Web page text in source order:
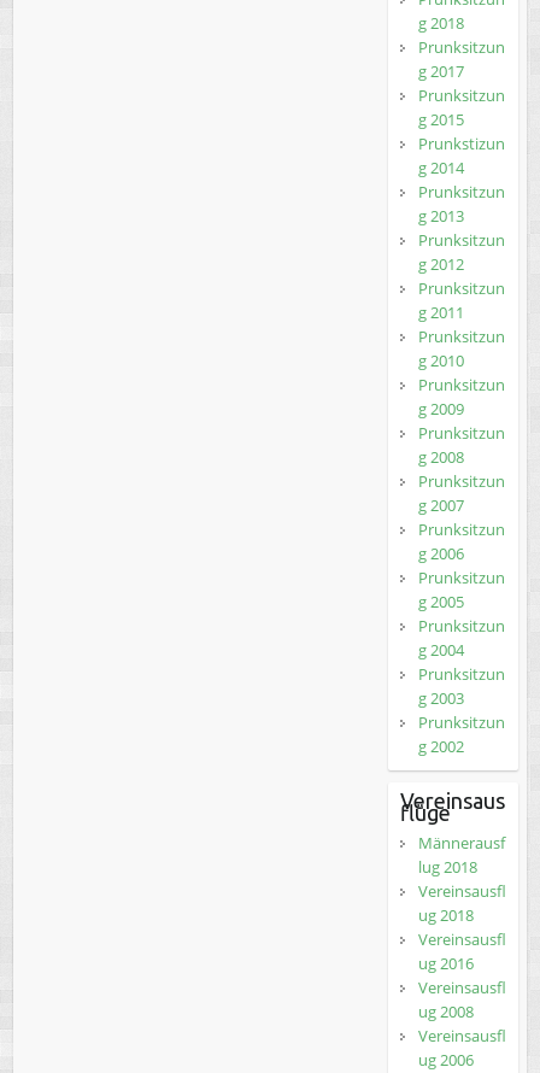
g 2018
Prunksitzun
g 2017
Prunksitzun
g 2015
Prunkstizun
g 2014
Prunksitzun
g 2013
Prunksitzun
g 2012
Prunksitzun
g 2011
Prunksitzun
g 2010
Prunksitzun
g 2009
Prunksitzun
g 2008
Prunksitzun
g 2007
Prunksitzun
g 2006
Prunksitzun
g 2005
Prunksitzun
g 2004
Prunksitzun
g 2003
Prunksitzun
g 2002
Vereinsaus
flüge
Männerausf
lug 2018
Vereinsausfl
ug 2018
Vereinsausfl
ug 2016
Vereinsausfl
ug 2008
Vereinsausfl
ug 2006